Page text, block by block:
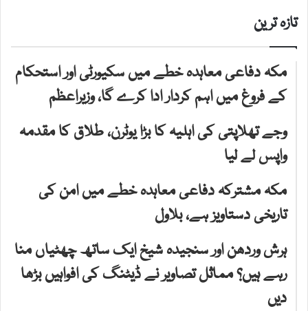
تازہ ترین
مکہ دفاعی معاہدہ خطے میں سکیورٹی اور استحکام
کے فروغ میں اہم کردار ادا کرے گا، وزیراعظم
وجے تھلاپتی کی اہلیہ کا بڑا یوٹرن، طلاق کا مقدمہ
واپس لے لیا
مکہ مشترکہ دفاعی معاہدہ خطے میں امن کی
تاریخی دستاویز ہے، بلاول
ہرش وردھن اور سنجیدہ شیخ ایک ساتھ چھٹیاں منا
رہے ہیں؟ مماثل تصاویر نے ڈیٹنگ کی افواہیں بڑھا
دیں